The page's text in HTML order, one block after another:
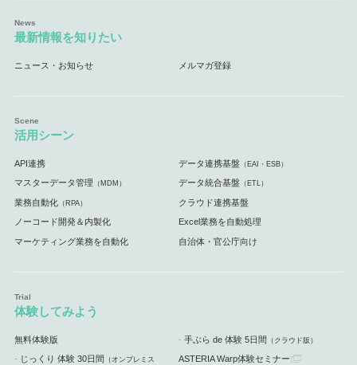
最新情報を知りたい
ニュース・お知らせ メルマガ登録
活用シーン
API連携 データ連携基盤 （EAI・ESB）
マスターデータ管理 （MDM） データ統合基盤 （ETL）
業務自動化（RPA） クラウド連携基盤
ノーコード開発＆内製化 Excel業務を自動処理
マーケティング業務を自動化 自治体・官公庁向け
体験してみよう
無料体験版 手ぶら de 体験 5日間 （クラウド版）
じっくり 体験 30日間 （オンプレミス ASTERIA Warp体験セミナー